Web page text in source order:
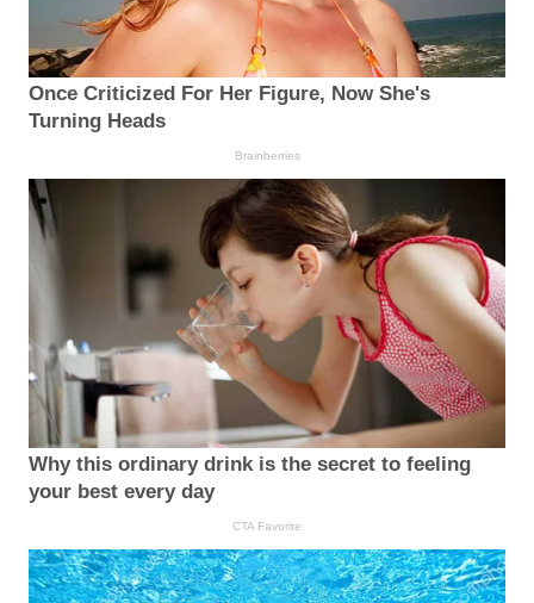
Once Criticized For Her Figure, Now She's
Turning Heads
Brainberries
Why this ordinary drink is the secret to feeling
your best every day
CTA Favorite